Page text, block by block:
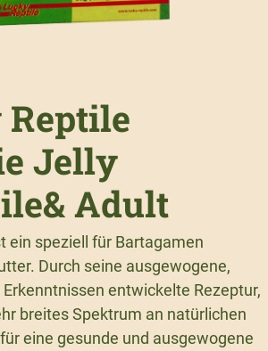
Jelly
Adult
ein speziell für Bartagamen
Durch seine ausgewogene,
entwickelte Rezeptur,
breites Spektrum an natürlichen
eine gesunde und ausgewogene